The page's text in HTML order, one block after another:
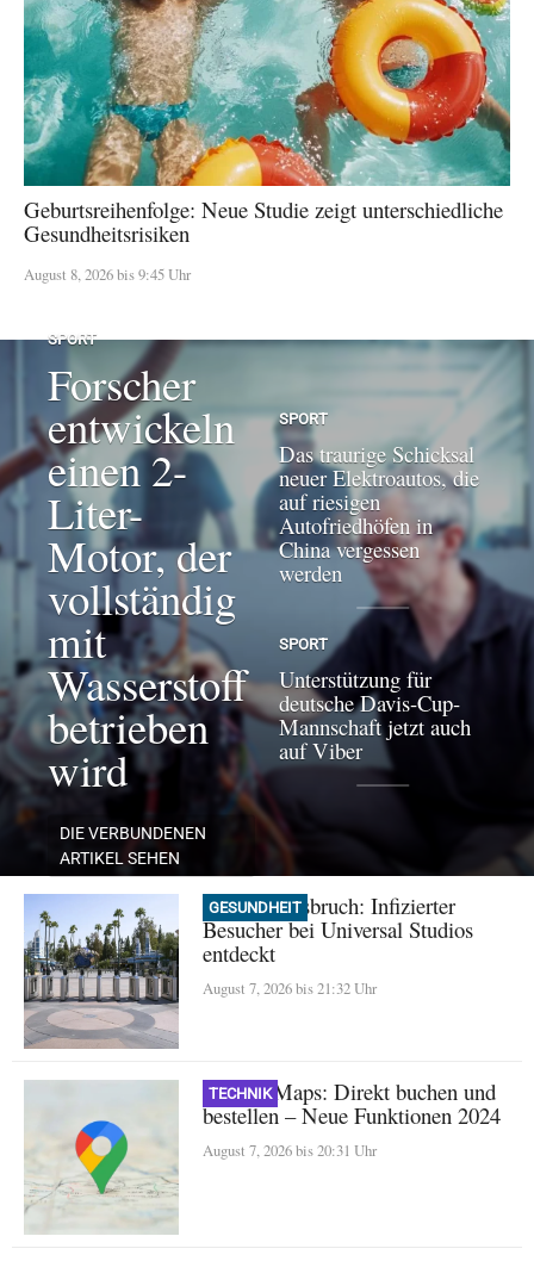
Geburtsreihenfolge: Neue Studie zeigt unterschiedliche
Gesundheitsrisiken
August 8, 2026 bis 9:45 Uhr
SPORT
Forscher
entwickeln
einen 2-
Liter-
Motor, der
vollständig
mit
Wasserstoff
betrieben
wird
DIE VERBUNDENEN
ARTIKEL SEHEN
SPORT
Das traurige Schicksal
neuer Elektroautos, die
auf riesigen
Autofriedhöfen in
China vergessen
werden
SPORT
Unterstützung für
deutsche Davis-Cup-
Mannschaft jetzt auch
auf Viber
GESUNDHEIT
Masern-Ausbruch: Infizierter
Besucher bei Universal Studios
entdeckt
August 7, 2026 bis 21:32 Uhr
TECHNIK
Google Maps: Direkt buchen und
bestellen – Neue Funktionen 2024
August 7, 2026 bis 20:31 Uhr